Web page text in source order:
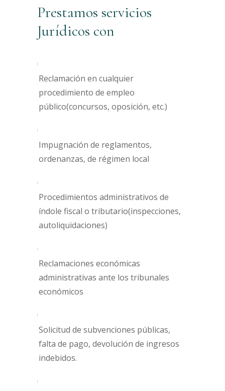
Prestamos servicios
Jurídicos con
Reclamación en cualquier
procedimiento de empleo
público(concursos, oposición, etc.)
Impugnación de reglamentos,
ordenanzas, de régimen local
Procedimientos administrativos de
índole fiscal o tributario(inspecciones,
autoliquidaciones)
Reclamaciones económicas
administrativas ante los tribunales
económicos
Solicitud de subvenciones públicas,
falta de pago, devolución de ingresos
indebidos.